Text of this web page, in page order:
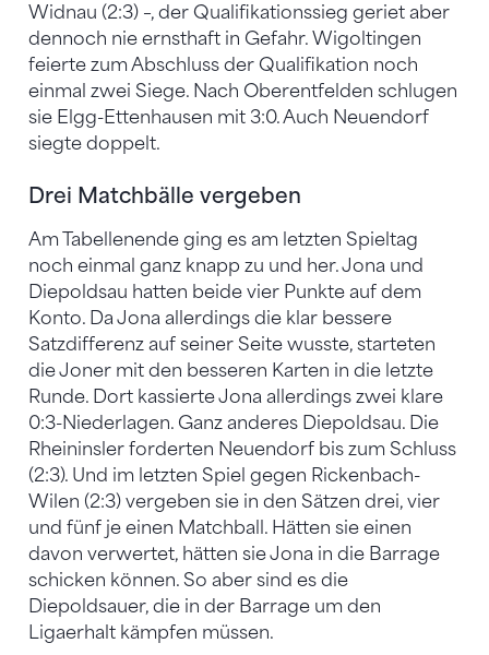
Widnau (2:3) –, der Qualifikationssieg geriet aber
dennoch nie ernsthaft in Gefahr. Wigoltingen
feierte zum Abschluss der Qualifikation noch
einmal zwei Siege. Nach Oberentfelden schlugen
sie Elgg-Ettenhausen mit 3:0. Auch Neuendorf
siegte doppelt.
Drei Matchbälle vergeben
Am Tabellenende ging es am letzten Spieltag
noch einmal ganz knapp zu und her. Jona und
Diepoldsau hatten beide vier Punkte auf dem
Konto. Da Jona allerdings die klar bessere
Satzdifferenz auf seiner Seite wusste, starteten
die Joner mit den besseren Karten in die letzte
Runde. Dort kassierte Jona allerdings zwei klare
0:3-Niederlagen. Ganz anderes Diepoldsau. Die
Rheininsler forderten Neuendorf bis zum Schluss
(2:3). Und im letzten Spiel gegen Rickenbach-
Wilen (2:3) vergeben sie in den Sätzen drei, vier
und fünf je einen Matchball. Hätten sie einen
davon verwertet, hätten sie Jona in die Barrage
schicken können. So aber sind es die
Diepoldsauer, die in der Barrage um den
Ligaerhalt kämpfen müssen.